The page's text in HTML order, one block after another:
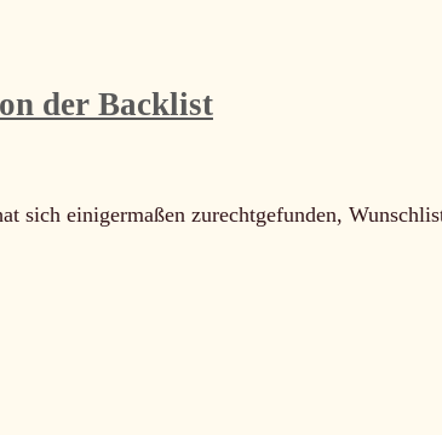
der Backlist
sich einigermaßen zurechtgefunden,